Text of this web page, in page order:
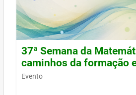
37ª Semana da
caminhos da formação
Evento